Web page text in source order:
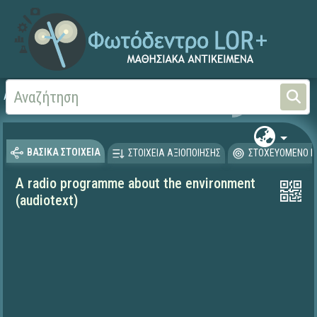
Αρχική Ξένες Γλώσσες -
ΒΑΣΙΚΑ ΣΤΟΙΧΕΙΑ ΣΤΟΙΧΕΙΑ ΑΞΙΟΠΟΙΗΣΗΣ ΣΤΟΧΕΥΟΜΕΝΟ
A radio programme about the environment
(audiotext)